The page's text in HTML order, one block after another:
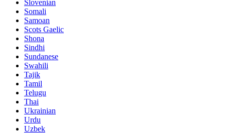
Slovenian
Somali
Samoan
Scots Gaelic
Shona
Sindhi
Sundanese
Swahili
Tajik
Tamil
Telugu
Thai
Ukrainian
Urdu
Uzbek